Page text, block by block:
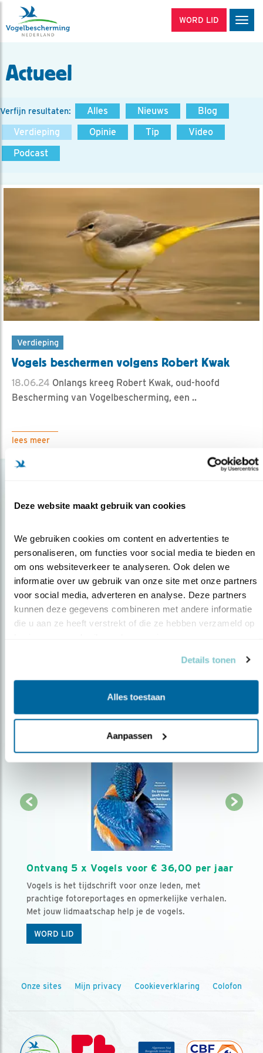
Deze website maakt gebruik van cookies
We gebruiken cookies om content en advertenties te
personaliseren, om functies voor social media te bieden en
om ons websiteverkeer te analyseren. Ook delen we
informatie over uw gebruik van onze site met onze partners
voor social media, adverteren en analyse. Deze partners
kunnen deze gegevens combineren met andere informatie
die u aan ze heeft verstrekt of die ze hebben verzameld op
Details tonen
Alles toestaan
Aanpassen
WORD LID
Actueel
Verfijn resultaten: Alles Nieuws
Blog
Verdieping
Opinie Tip
Video
Podcast
Verdieping
Vogels beschermen volgens Robert Kwak
18.06.24 Onlangs kreeg Robert Kwak, oud-hoofd
Bescherming van Vogelbescherming, een ..
lees meer
Op de hoogte blijven?
Meld je aan en ontvang nieuws, inspiratie, acties en tips
over vogels en activiteiten van Vogelbescherming.
AANMELDEN VOGELNIEUWS
Ontvang 5 x Vogels voor € 36,00 per jaar
Vogels is het tijdschrift voor onze leden, met
prachtige fotoreportages en opmerkelijke verhalen.
Met jouw lidmaatschap help je de vogels.
WORD LID
Onze sites Mijn privacy Cookieverklaring Colofon